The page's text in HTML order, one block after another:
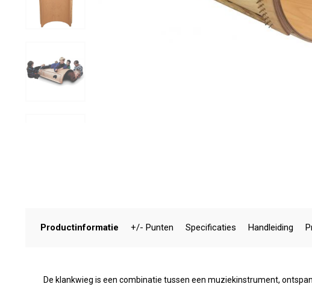
Productinformatie +/- Punten Specificaties Handleiding
De klankwieg is een combinatie tussen een muziekinstrument,